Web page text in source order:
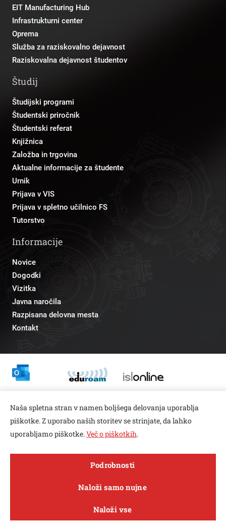
Open toolbar
O fakulteti Študij inovacije Sporočila
EIT Manufacturing Hub
Infrastrukturni center
Oprema
Služba za raziskovalno dejavnost
Raziskovalna dejavnost študentov
Študij
Študijski programi
Študentski priročnik
Študentski referat
Knjižnica
Založba in trgovina
Aktualne informacije za študente
Urnik
Prijava v VIS
Prijava v spletno učilnico FS
Tutorstvo
Informacije
Novice
Dogodki
Vizitka
Javna naročila
Razpisana delovna mesta
Kontakt
pr@fs.uni-lj.si
Naša spletna stran v namen boljšega delovanja uporablja
piškotke. Z uporabo naših storitev se strinjate, da lahko
uporabljamo piškotke.Več o piškotkih.
Podrobnosti
Naloži samo nujne
Naloži vse